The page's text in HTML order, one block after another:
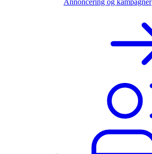
Annoncering og kampagner